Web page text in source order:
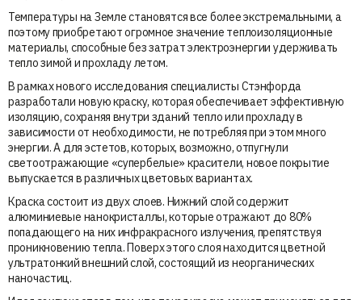
Температуры на Земле становятся все более экстремальными, а
поэтому приобретают огромное значение теплоизоляционные
материалы, способные без затрат электроэнергии удерживать
тепло зимой и прохладу летом.
В рамках нового исследования специалисты Стэнфорда
разработали новую краску, которая обеспечивает эффективную
изоляцию, сохраняя внутри зданий тепло или прохладу в
зависимости от необходимости, не потребляя при этом много
энергии. А для эстетов, которых, возможно, отпугнули
светоотражающие «супербелые» красители, новое покрытие
выпускается в различных цветовых вариантах.
Краска состоит из двух слоев. Нижний слой содержит
алюминиевые нанокристаллы, которые отражают до 80%
попадающего на них инфракрасного излучения, препятствуя
проникновению тепла. Поверх этого слоя находится цветной
ультратонкий внешний слой, состоящий из неорганических
наночастиц.